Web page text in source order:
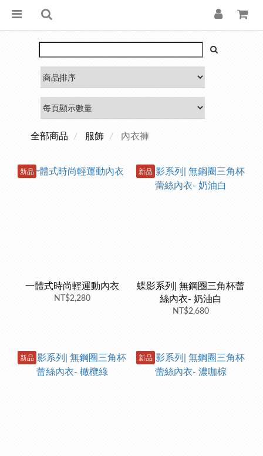
全部商品 服飾 內衣褲
新品
一體式時尚輕運動內衣
NT$2,280
新品
蝶影系列| 無鋼圈三角杯蕾
絲內衣- 奶油白
NT$2,680
新品 新品